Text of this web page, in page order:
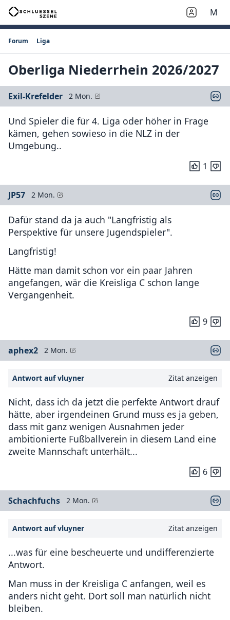
M
Forum Liga
Oberliga Niederrhein 2026/2027
Exil-Krefelder 2 Mon.
Und Spieler die für 4. Liga oder höher in Frage
kämen, gehen sowieso in die NLZ in der
Umgebung..
1
JP57 2 Mon.
Dafür stand da ja auch "Langfristig als
Perspektive für unsere Jugendspieler".
Langfristig!
Hätte man damit schon vor ein paar Jahren
angefangen, wär die Kreisliga C schon lange
Vergangenheit.
9
aphex2 2 Mon.
Antwort auf vluyner Zitat anzeigen
Nicht, dass ich da jetzt die perfekte Antwort drauf
hätte, aber irgendeinen Grund muss es ja geben,
dass mit ganz wenigen Ausnahmen jeder
ambitionierte Fußballverein in diesem Land eine
zweite Mannschaft unterhält...
6
Schachfuchs 2 Mon.
Antwort auf vluyner Zitat anzeigen
...was für eine bescheuerte und undifferenzierte
Antwort.
Man muss in der Kreisliga C anfangen, weil es
anders nicht geht. Dort soll man natürlich nicht
bleiben.